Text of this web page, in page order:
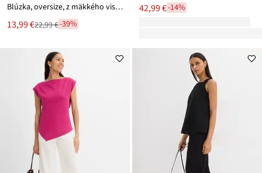
Blúzka, oversize, z mäkkého viskózového mixu
Nová
cena
13,99 €
Zľava 22,99 €-39%
42,99 €-14%